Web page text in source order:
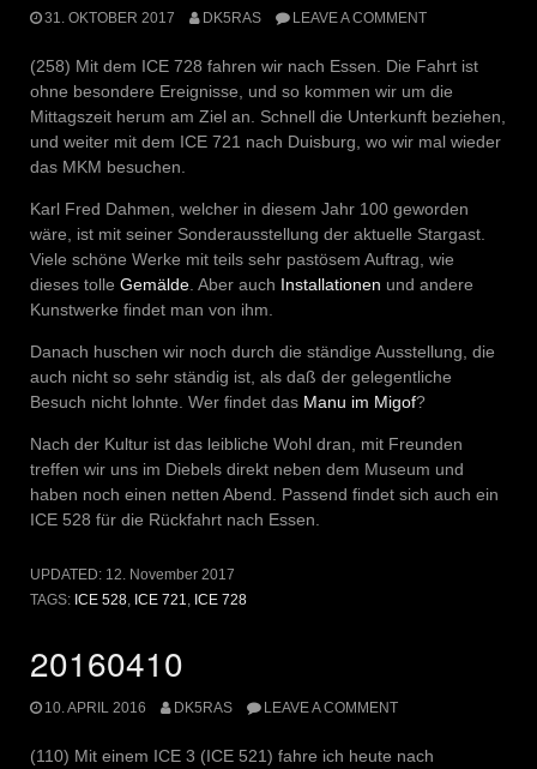
31. OKTOBER 2017 DK5RAS LEAVE A COMMENT
(258) Mit dem ICE 728 fahren wir nach Essen. Die Fahrt ist
ohne besondere Ereignisse, und so kommen wir um die
Mittagszeit herum am Ziel an. Schnell die Unterkunft beziehen,
und weiter mit dem ICE 721 nach Duisburg, wo wir mal wieder
das MKM besuchen.
Karl Fred Dahmen, welcher in diesem Jahr 100 geworden
wäre, ist mit seiner Sonderausstellung der aktuelle Stargast.
Viele schöne Werke mit teils sehr pastösem Auftrag, wie
dieses tolle Gemälde. Aber auch Installationen und andere
Kunstwerke findet man von ihm.
Danach huschen wir noch durch die ständige Ausstellung, die
auch nicht so sehr ständig ist, als daß der gelegentliche
Besuch nicht lohnte. Wer findet das Manu im Migof?
Nach der Kultur ist das leibliche Wohl dran, mit Freunden
treffen wir uns im Diebels direkt neben dem Museum und
haben noch einen netten Abend. Passend findet sich auch ein
ICE 528 für die Rückfahrt nach Essen.
UPDATED: 12. November 2017
TAGS: ICE 528, ICE 721, ICE 728
20160410
10. APRIL 2016 DK5RAS LEAVE A COMMENT
(110) Mit einem ICE 3 (ICE 521) fahre ich heute nach